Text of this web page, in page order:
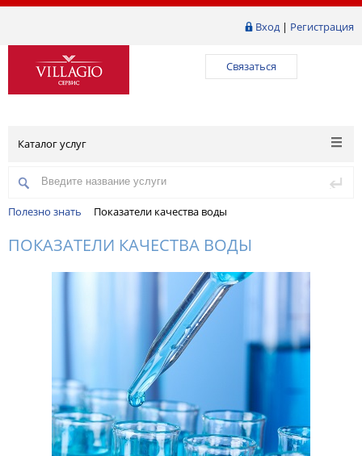
Вход| Регистрация
Связаться
Каталог услуг
Полезно знать Показатели качества воды
ПОКАЗАТЕЛИ КАЧЕСТВА ВОДЫ